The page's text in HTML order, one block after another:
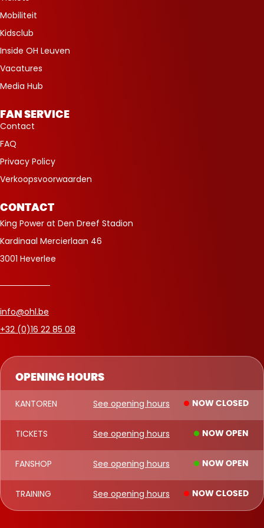
OPENING HOURS
KANTOREN See opening hours NOW CLOSED
TICKETS See opening hours NOW OPEN
FANSHOP See opening hours NOW OPEN
TRAINING See opening hours NOW CLOSED
Mobiliteit
Kidsclub
Inside OH Leuven
Vacatures
Media Hub
FAN SERVICE
Contact
FAQ
Privacy Policy
Verkoopsvoorwaarden
CONTACT
King Power at Den Dreef Stadion
Kardinaal Mercierlaan 46
3001 Heverlee
info@ohl.be
+32 (0)16 22 85 08